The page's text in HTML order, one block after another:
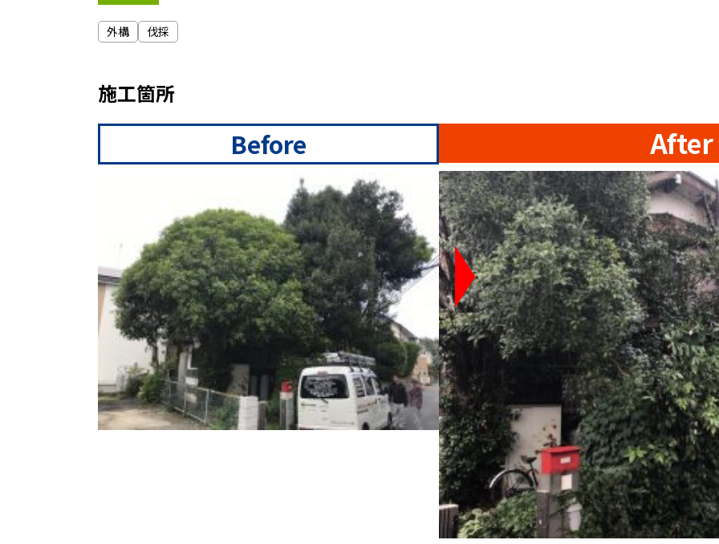
外構 伐採
施工箇所
Before After